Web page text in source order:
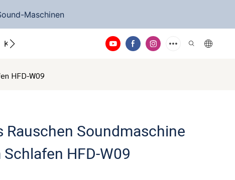
Maschinen
Kontaktieren Sie uns
HFD-W09
Rauschen Soundmaschine
HFD-W09